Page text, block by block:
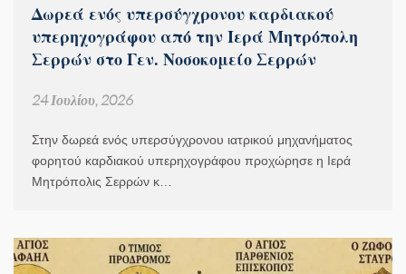
Δωρεά ενός υπερσύγχρονου καρδιακού
υπερηχογράφου από την Ιερά Μητρόπολη
Σερρών στο Γεν. Νοσοκομείο Σερρών
24 Ιουλίου, 2026
Στην δωρεά ενός υπερσύγχρονου ιατρικού μηχανήματος
φορητού καρδιακού υπερηχογράφου προχώρησε η Ιερά
Μητρόπολις Σερρών κ…